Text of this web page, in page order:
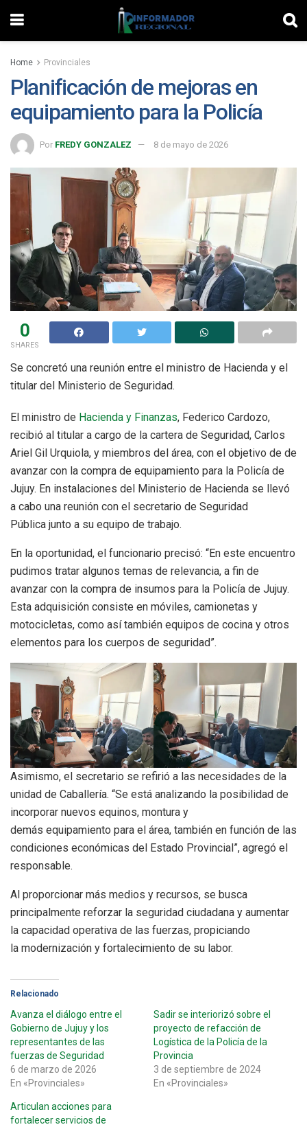
Home Provinciales
Planificación de mejoras en
equipamiento para la Policía
Por FREDY GONZALEZ 8 de mayo de 2026
0
SHARES
Se concretó una reunión entre el ministro de Hacienda y el
titular del Ministerio de Seguridad.
El ministro de Hacienda y Finanzas, Federico Cardozo,
recibió al titular a cargo de la cartera de Seguridad, Carlos
Ariel Gil Urquiola, y miembros del área, con el objetivo de de
avanzar con la compra de equipamiento para la Policía de
Jujuy. En instalaciones del Ministerio de Hacienda se llevó
a cabo una reunión con el secretario de Seguridad
Pública junto a su equipo de trabajo.
En la oportunidad, el funcionario precisó: “En este encuentro
pudimos tratar algunos temas de relevancia, a fin de
avanzar con la compra de insumos para la Policía de Jujuy.
Esta adquisición consiste en móviles, camionetas y
motocicletas, como así también equipos de cocina y otros
elementos para los cuerpos de seguridad”.
Asimismo, el secretario se refirió a las necesidades de la
unidad de Caballería. “Se está analizando la posibilidad de
incorporar nuevos equinos, montura y
demás equipamiento para el área, también en función de las
condiciones económicas del Estado Provincial”, agregó el
responsable.
Al proporcionar más medios y recursos, se busca
principalmente reforzar la seguridad ciudadana y aumentar
la capacidad operativa de las fuerzas, propiciando
la modernización y fortalecimiento de su labor.
Relacionado
Avanza el diálogo entre el
Gobierno de Jujuy y los
representantes de las
fuerzas de Seguridad
6 de marzo de 2026
En «Provinciales»
Sadir se interiorizó sobre el
proyecto de refacción de
Logística de la Policía de la
Provincia
3 de septiembre de 2024
En «Provinciales»
Articulan acciones para
fortalecer servicios de